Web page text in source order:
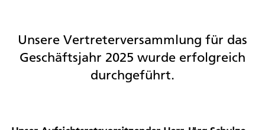
Unsere Vertreterversammlung für das
Geschäftsjahr 2025 wurde erfolgreich
durchgeführt.